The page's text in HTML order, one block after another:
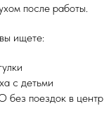
после работы.
ищете:
с детьми
без поездок в центр